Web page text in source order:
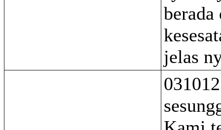
berada
jelas